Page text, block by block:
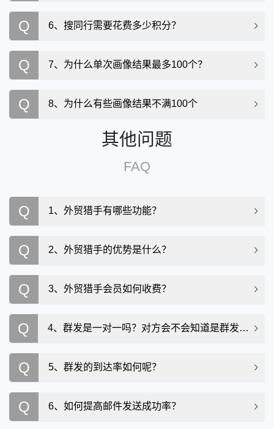
Q 6、搜同行需要花费多少积分？
Q 7、为什么单次画像结果最多100个？
Q 8、为什么有些画像结果不满100个
其他问题
FAQ
Q 1、外贸猎手有哪些功能？
Q 2、外贸猎手的优势是什么？
Q 3、外贸猎手会员如何收费？
Q 4、群发是一对一吗？对方会不会知道是群发呢？
Q 5、群发的到达率如何呢？
Q 6、如何提高邮件发送成功率？